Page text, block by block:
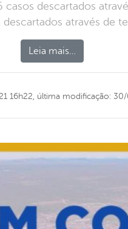
casos descartados
descartados através de
Leia mais…
16h22, última modificação: